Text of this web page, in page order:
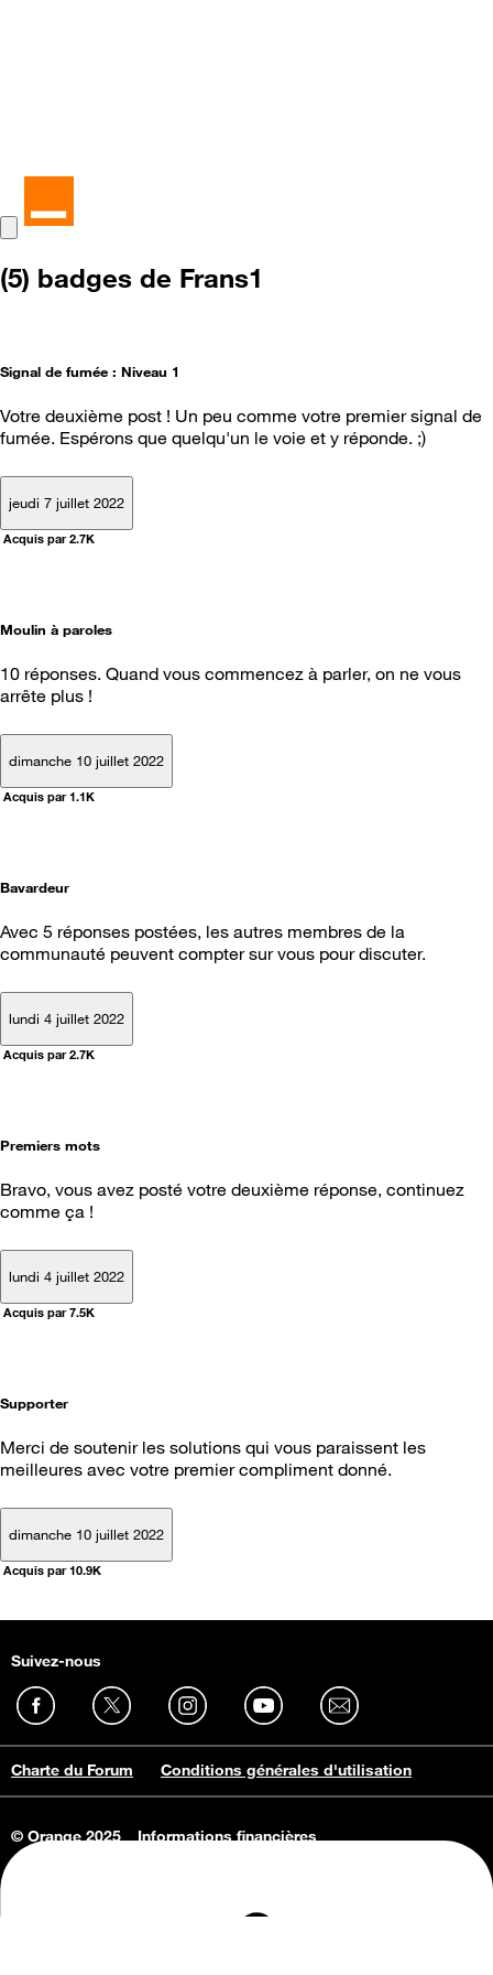
(5) badges de Frans1
Signal de fumée : Niveau 1
Votre deuxième post ! Un peu comme votre premier signal de
fumée. Espérons que quelqu'un le voie et y réponde. ;)
jeudi 7 juillet 2022
Acquis par 2.7K
Moulin à paroles
10 réponses. Quand vous commencez à parler, on ne vous
arrête plus !
dimanche 10 juillet 2022
Acquis par 1.1K
Bavardeur
Avec 5 réponses postées, les autres membres de la
communauté peuvent compter sur vous pour discuter.
lundi 4 juillet 2022
Acquis par 2.7K
Premiers mots
Bravo, vous avez posté votre deuxième réponse, continuez
comme ça !
lundi 4 juillet 2022
Acquis par 7.5K
Supporter
Merci de soutenir les solutions qui vous paraissent les
meilleures avec votre premier compliment donné.
dimanche 10 juillet 2022
Acquis par 10.9K
Suivez-nous
Charte du Forum Conditions générales d'utilisation
© Orange 2025
Informations financières